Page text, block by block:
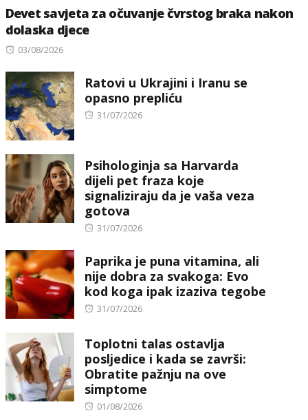
Devet savjeta za očuvanje čvrstog braka nakon
dolaska djece
Posted
03/08/2026
Ratovi u Ukrajini i Iranu se
opasno prepliću
Posted
31/07/2026
Psihologinja sa Harvarda
dijeli pet fraza koje
signaliziraju da je vaša veza
gotova
Posted
31/07/2026
Paprika je puna vitamina, ali
nije dobra za svakoga: Evo
kod koga ipak izaziva tegobe
Posted
31/07/2026
Toplotni talas ostavlja
posljedice i kada se završi:
Obratite pažnju na ove
simptome
Posted
01/08/2026